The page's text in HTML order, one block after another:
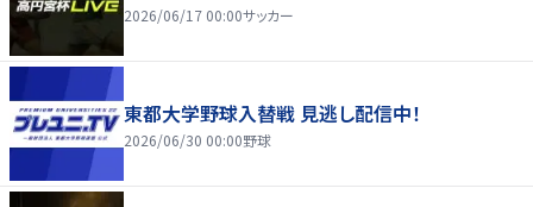
2026/06/17 00:00サッカー
東都大学野球入替戦 見逃し配信中！
2026/06/30 00:00野球